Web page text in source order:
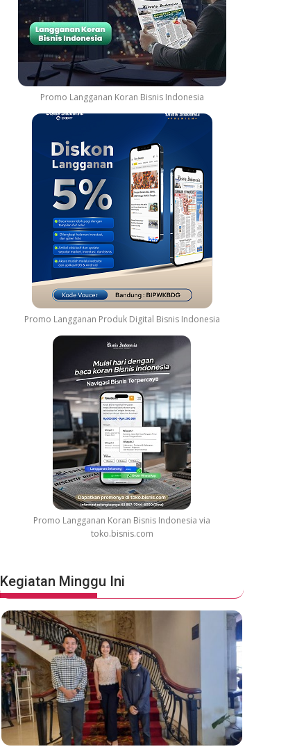
Promo Langganan Koran Bisnis Indonesia
Promo Langganan Produk Digital Bisnis Indonesia
Promo Langganan Koran Bisnis Indonesia via
toko.bisnis.com
Kegiatan Minggu Ini